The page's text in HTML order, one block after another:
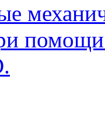
помощи